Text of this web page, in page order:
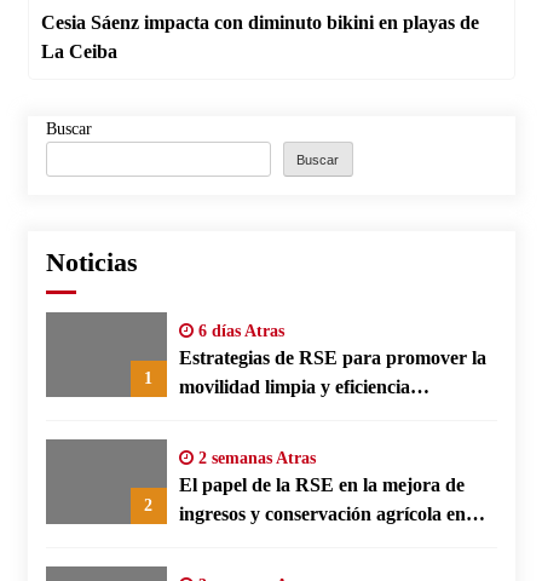
Cesia Sáenz impacta con diminuto bikini en playas de
La Ceiba
Buscar
Buscar
Noticias
1
6 días Atras
Estrategias de RSE para promover la
movilidad limpia y eficiencia
2
2 semanas Atras
El papel de la RSE en la mejora de
ingresos y conservación agrícola en